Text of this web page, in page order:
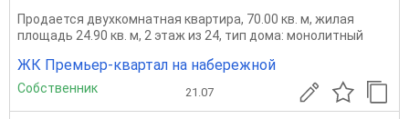
Продается двухкомнатная квартира, 70.00 кв. м, жилая
площадь 24.90 кв. м, 2 этаж из 24, тип дома: монолитный
ЖК Премьер-квартал на набережной
Собственник 21.07